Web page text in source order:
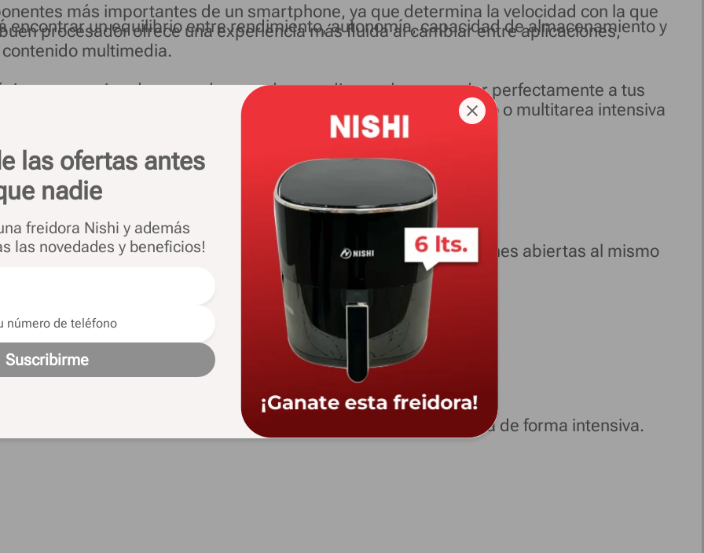
las ofertas antes
nadie
freidora Nishi y además
las novedades y beneficios!
Suscribirme
encontrar un equilibrio entre rendimiento, autonomía, capacidad de almacenamiento y
más importantes de un smartphone, ya que determina la velocidad con la que
procesador ofrece una experiencia más fluida al cambiar entre aplicaciones,
multimedia.
un equipo de gama de entrada o media puede responder perfectamente a tus
el máximo rendimiento para juegos, edición de contenido o multitarea intensiva
de mayor potencia.
en la capacidad del teléfono para mantener varias aplicaciones abiertas al mismo
básico.
de los usuarios.
quienes utilizan aplicaciones exigentes o realizan multitarea de forma intensiva.